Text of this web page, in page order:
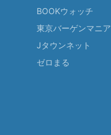
BOOKウォッチ
東京バーゲンマニア
Jタウンネット
ゼロまる